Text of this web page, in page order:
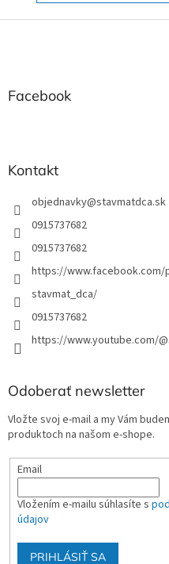
Z
Facebook
Kontakt
objednavky@stavmatdca.sk
0915737682
0915737682
https://www.facebook.com/
stavmat_dca/
0915737682
https://www.youtube.com/
Odoberať newsletter
Vložte svoj e-mail a my Vám
produktoch na našom e-shope.
Email
Vložením e-mailu súhlasíte s
údajov
PRIHLÁSIŤ SA